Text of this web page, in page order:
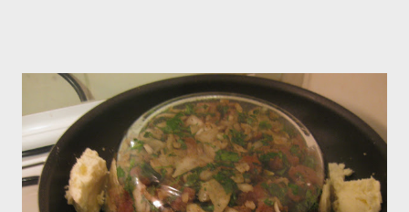
gereken ilk kitaplardan birisi. Şule - Yankı Yazgan çifti, kitaplarının
önsözünde kendilerinin de belirttiği gibi, bir çoklarınca bebek/
çocuk büyütme konusunda ideal bilgi/donanıma sahip bir çift
olarak düşünülür. Şule Yazgan çocuk doktoru, Yankı Yazgan
çocuk psikiyatristi. Ruh ve beden sağlığına yönelik tüm olası